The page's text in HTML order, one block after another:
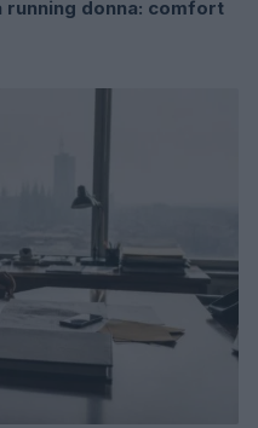
donna: comfort